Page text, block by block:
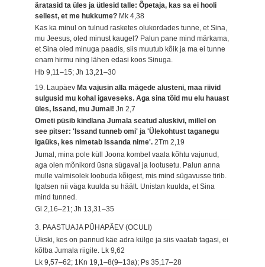
äratasid ta üles ja ütlesid talle: Õpetaja, kas sa ei hooli
sellest, et me hukkume? Mk 4,38
Kas ka minul on tulnud rasketes olukordades tunne, et Sina,
mu Jeesus, oled minust kaugel? Palun pane mind märkama,
et Sina oled minuga paadis, siis muutub kõik ja ma ei tunne
enam hirmu ning lähen edasi koos Sinuga.
Hb 9,11–15; Jh 13,21–30
19. Laupäev Ma vajusin alla mägede alusteni, maa riivid
sulgusid mu kohal igaveseks. Aga sina tõid mu elu hauast
üles, Issand, mu Jumal!Jn 2,7
Ometi püsib kindlana Jumala seatud aluskivi, millel on
see pitser: 'Issand tunneb omi' ja 'Ülekohtust taganegu
igaüks, kes nimetab Issanda nime'.2Tm 2,19
Jumal, mina pole küll Joona kombel vaala kõhtu vajunud,
aga olen mõnikord üsna sügaval ja lootusetu. Palun anna
mulle valmisolek loobuda kõigest, mis mind sügavusse tirib.
Igatsen nii väga kuulda su häält. Unistan kuulda, et Sina
mind tunned.
Gl 2,16–21; Jh 13,31–35
3. PAASTUAJA PÜHAPÄEV (OCULI)
Ükski, kes on pannud käe adra külge ja siis vaatab tagasi, ei
kõlba Jumala riigile. Lk 9,62
Lk 9,57–62; 1Kn 19,1–8(9–13a); Ps 35,17–28